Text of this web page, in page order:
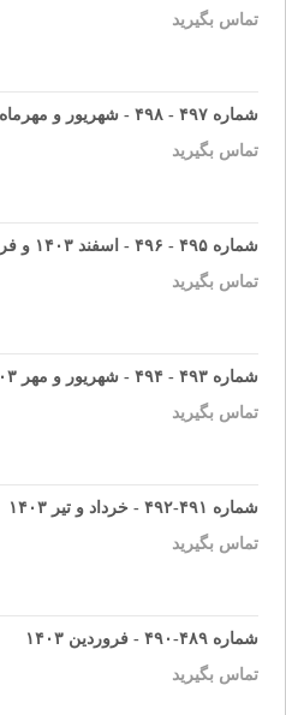
تماس بگیرید
شماره ۴۹۷ - ۴۹۸ - شهریور و مهرماه ۱۴۰۴
تماس بگیرید
شماره ۴۹۵ - ۴۹۶ - اسفند ۱۴۰۳ و فروردین ۱۴۰۴
تماس بگیرید
شماره ۴۹۳ - ۴۹۴ - شهریور و مهر ۱۴۰۳
تماس بگیرید
شماره ۴۹۱-۴۹۲ - خرداد و تیر ۱۴۰۳
تماس بگیرید
شماره ۴۸۹-۴۹۰ - فروردین ۱۴۰۳
تماس بگیرید